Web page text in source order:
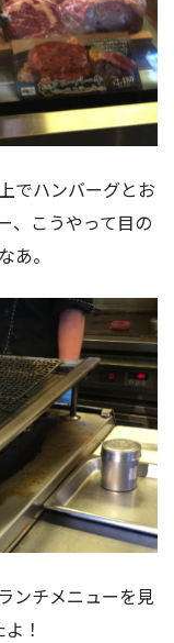
でハンバーグとお
、こうやって目の
あ。
ンチメニューを見
！